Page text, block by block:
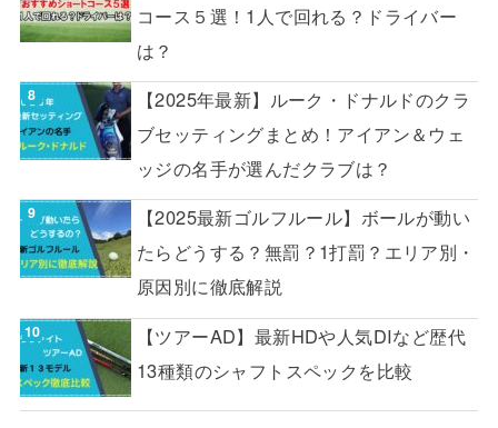
コース５選！1人で回れる？ドライバー
は？
【2025年最新】ルーク・ドナルドのクラ
ブセッティングまとめ！アイアン＆ウェ
ッジの名手が選んだクラブは？
【2025最新ゴルフルール】ボールが動い
たらどうする？無罰？1打罰？エリア別・
原因別に徹底解説
【ツアーAD】最新HDや人気DIなど歴代
13種類のシャフトスペックを比較